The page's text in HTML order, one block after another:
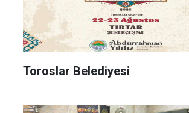
Toroslar Belediyesi